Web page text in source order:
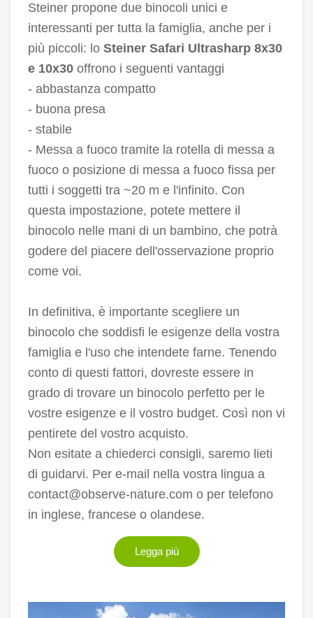
Steiner propone due binocoli unici e
interessanti per tutta la famiglia, anche per i
più piccoli: lo Steiner Safari Ultrasharp 8x30
e 10x30 offrono i seguenti vantaggi
- abbastanza compatto
- buona presa
- stabile
- Messa a fuoco tramite la rotella di messa a
fuoco o posizione di messa a fuoco fissa per
tutti i soggetti tra ~20 m e l'infinito. Con
questa impostazione, potete mettere il
binocolo nelle mani di un bambino, che potrà
godere del piacere dell'osservazione proprio
come voi.
In definitiva, è importante scegliere un
binocolo che soddisfi le esigenze della vostra
famiglia e l'uso che intendete farne. Tenendo
conto di questi fattori, dovreste essere in
grado di trovare un binocolo perfetto per le
vostre esigenze e il vostro budget. Così non vi
pentirete del vostro acquisto.
Non esitate a chiederci consigli, saremo lieti
di guidarvi. Per e-mail nella vostra lingua a
contact@observe-nature.com o per telefono
in inglese, francese o olandese.
Legga più